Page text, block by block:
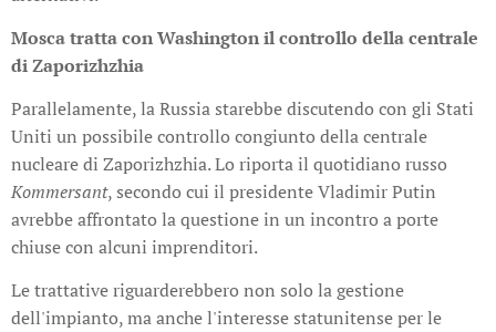
Mosca tratta con Washington il controllo della centrale
di Zaporizhzhia
Parallelamente, la Russia starebbe discutendo con gli Stati
Uniti un possibile controllo congiunto della centrale
nucleare di Zaporizhzhia. Lo riporta il quotidiano russo
Kommersant, secondo cui il presidente Vladimir Putin
avrebbe affrontato la questione in un incontro a porte
chiuse con alcuni imprenditori.
Le trattative riguarderebbero non solo la gestione
dell'impianto, ma anche l'interesse statunitense per le